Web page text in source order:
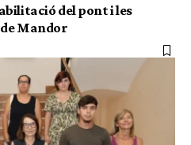
del pont i les
Mandor